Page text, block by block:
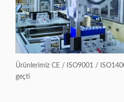
Ürünlerimiz CE / ISO9001 /
geçti